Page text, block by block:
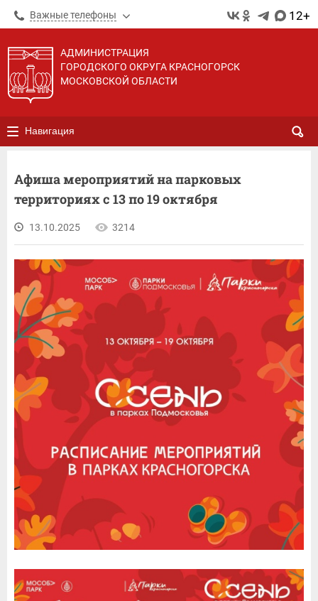
Важные телефоны 12+
АДМИНИСТРАЦИЯ
ГОРОДСКОГО ОКРУГА КРАСНОГОРСК
МОСКОВСКОЙ ОБЛАСТИ
Навигация
Афиша мероприятий на парковых
территориях с 13 по 19 октября
13.10.2025 3214